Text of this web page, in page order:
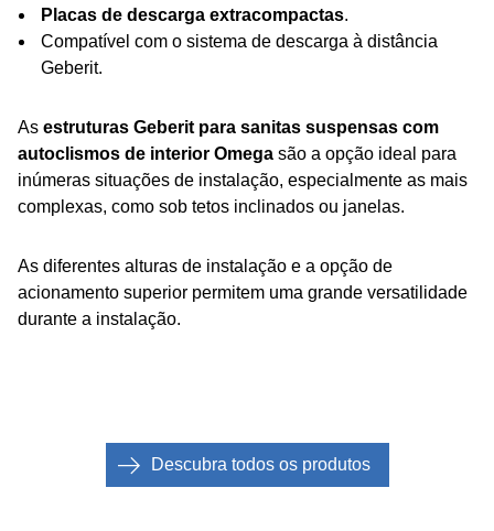
Placas de descarga extracompactas.
Compatível com o sistema de descarga à distância
Geberit.
As estruturas Geberit para sanitas suspensas com
autoclismos de interior Omega são a opção ideal para
inúmeras situações de instalação, especialmente as mais
complexas, como sob tetos inclinados ou janelas.
As diferentes alturas de instalação e a opção de
acionamento superior permitem uma grande versatilidade
durante a instalação.
Descubra todos os produtos